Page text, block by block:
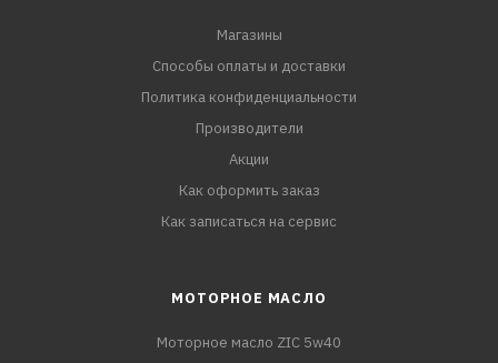
Магазины
Способы оплаты и доставки
Политика конфиденциальности
Производители
Акции
Как оформить заказ
Как записаться на сервис
МОТОРНОЕ МАСЛО
Моторное масло ZIC 5w40